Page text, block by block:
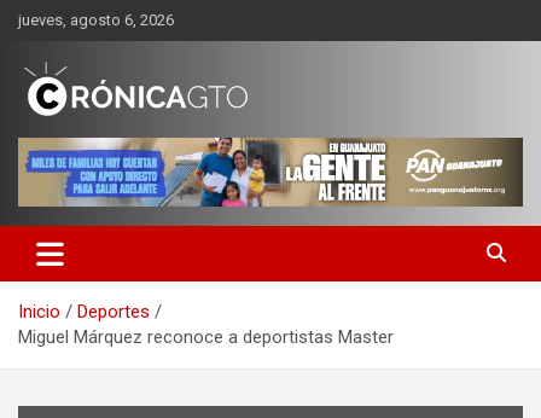
Saltar
contenido
jueves, agosto 6, 2026
CRONICA GUANAJUATO
Inicio
Deportes
Miguel Márquez reconoce a deportistas Master